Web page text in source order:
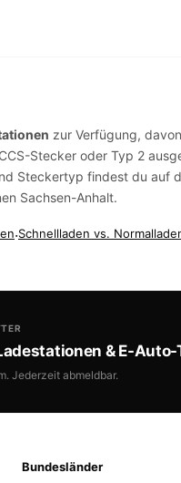
zur Verfügung, davon
CCS-Stecker oder Typ 2
Steckertyp findest du auf
Sachsen-Anhalt.
·Schnellladen vs.
& E-
Jederzeit abmeldbar.
Bundesländer